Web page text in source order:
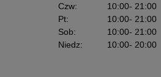
Czw: 10:00- 21:00
Pt: 10:00- 21:00
Sob: 10:00- 21:00
Niedz: 10:00- 20:00